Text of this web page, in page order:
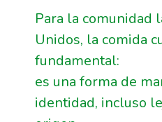
Para la comunidad
Unidos, la comida
fundamental:
es una forma de
identidad, incluso